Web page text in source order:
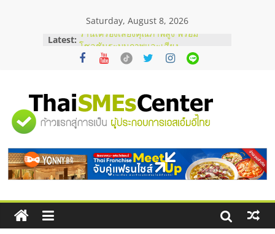
Saturday, August 8, 2026
Latest: ร้านเครื่องเสียงคุณภาพสูง พร้อม
โซลูชันระบบภาพและเสียง
บริษัท Cybersecurity ในไทยที่ไหนดี?
อยากหาเงินทุน เพิ่มสภาพคล่องให้ธุรกิจ
เริ่มยังไงให้ผ่านฉลุย
สัมมนาออนไลน์ โอกาสบริหารสถานี
สัมมนาลงทุน แฟรนไชส์ยอนนี่
ThaiFranchise Meet Up จับคู่แฟรน
ไชส์ ครั้งที่ 8
"ศูนย์
รวม
ข้อมูล
ธุรกิจ